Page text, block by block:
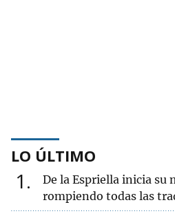
LO ÚLTIMO
1
De la Espriella inicia su
rompiendo todas las